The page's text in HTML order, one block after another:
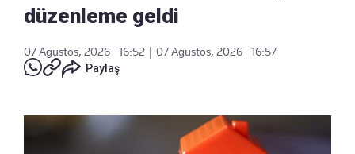
düzenleme geldi
07 Ağustos, 2026 - 16:52
07 Ağustos, 2026 - 16:57
Paylaş